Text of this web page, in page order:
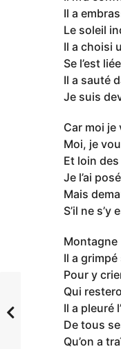
Il a
Le soleil
Il a choisi
Se l’est
Il a sauté
Je suis
Car moi je
Moi, je
Et loin
Je l’ai
Mais
S’il ne s’y
Montagne
Il a
Pour y
Qui
Il a pleuré
De tous
Qu’on a